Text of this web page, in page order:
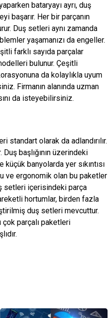
bataryayı ayrı, duş
başarır. Her bir parçanın
Duş setleri aynı zamanda
yaşamanızı da engeller.
farklı sayıda parçalar
bulunur. Çeşitli
da kolaylıkla uyum
Firmanın alanında uzman
da isteyebilirsiniz.
standart olarak da adlandırılır.
başlığının üzerindeki
banyolarda yer sıkıntısı
ve ergonomik olan bu paketler
setleri içerisindeki parça
hortumlar, birden fazla
duş setleri mevcuttur.
parçalı paketleri